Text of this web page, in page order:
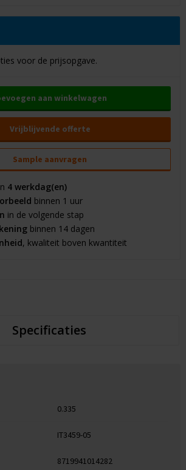
voor de prijsopgave.
aan winkelwagen
Vrijblijvende offerte
Sample aanvragen
4 werkdag(en)
binnen 1 uur
in de volgende stap
binnen 14 dagen
, kwaliteit boven kwantiteit
Specificaties
0.335
IT3459-05
8719941014282